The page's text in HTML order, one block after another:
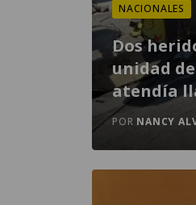
NACIONALES
Dos
unidad
atendía
POR NANCY